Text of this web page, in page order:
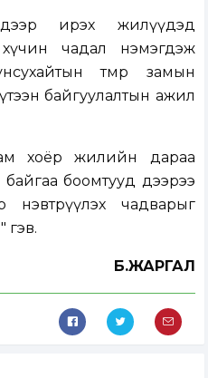
ирэх жилүүдэд
чадал нэмэгдэж
төмөр замын
байгуулалтын ажил
хоёр жилийн дараа
боомтууд дээрээ
чадварыг
гэв.
Б.ЖАРГАЛ